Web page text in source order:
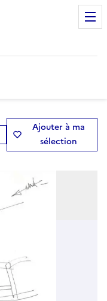
Ajouter à ma
sélection